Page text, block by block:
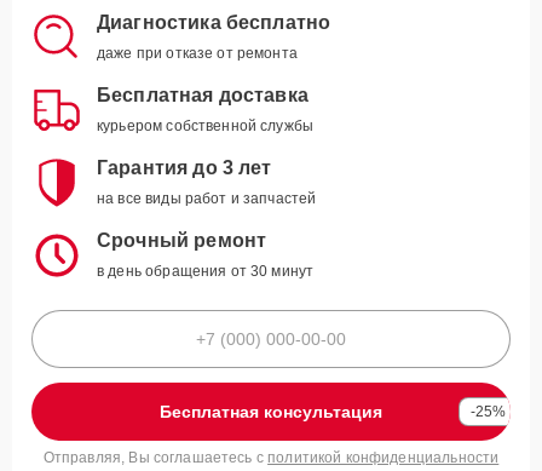
Диагностика бесплатно
даже при отказе от ремонта
Бесплатная доставка
курьером собственной службы
Гарантия до 3 лет
на все виды работ и запчастей
Срочный ремонт
в день обращения от 30 минут
Бесплатная консультация -25%
Отправляя, Вы соглашаетесь с политикой конфиденциальности